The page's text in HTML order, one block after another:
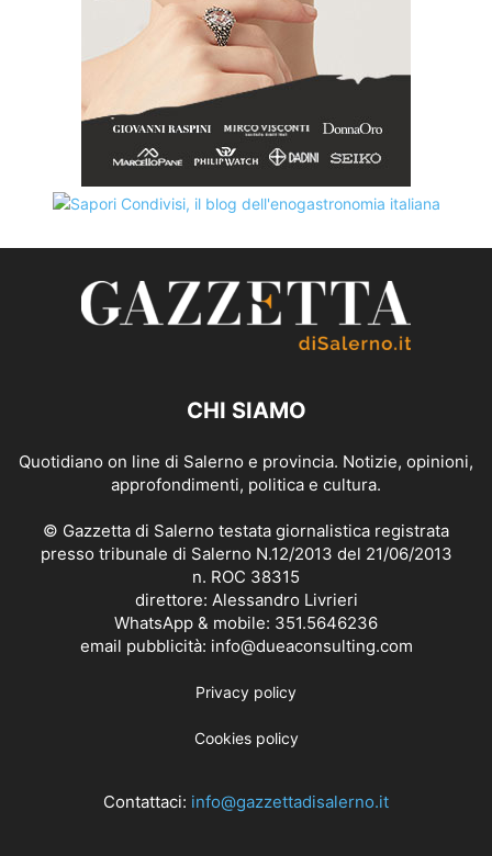
CHI SIAMO
Quotidiano on line di Salerno e provincia. Notizie, opinioni,
approfondimenti, politica e cultura.
© Gazzetta di Salerno testata giornalistica registrata
presso tribunale di Salerno N.12/2013 del 21/06/2013
n. ROC 38315
direttore: Alessandro Livrieri
WhatsApp & mobile: 351.5646236
email pubblicità: info@dueaconsulting.com
Privacy policy
Cookies policy
Contattaci: info@gazzettadisalerno.it